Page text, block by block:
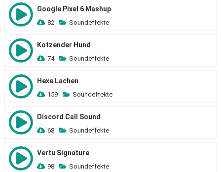
Google Pixel 6 Mashup
82 Soundeffekte
Kotzender Hund
74 Soundeffekte
Hexe Lachen
159 Soundeffekte
Discord Call Sound
68 Soundeffekte
Vertu Signature
98 Soundeffekte